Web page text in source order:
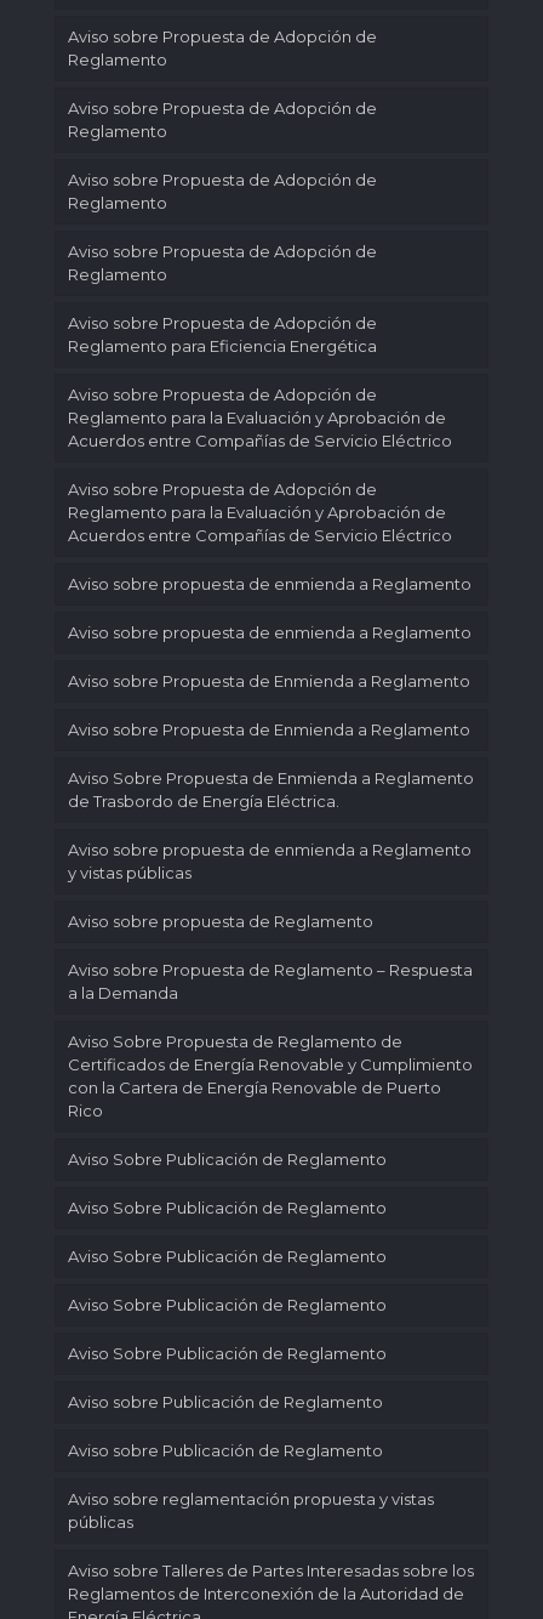
Aviso sobre Propuesta de Adopción de
Reglamento
Aviso sobre Propuesta de Adopción de
Reglamento
Aviso sobre Propuesta de Adopción de
Reglamento
Aviso sobre Propuesta de Adopción de
Reglamento
Aviso sobre Propuesta de Adopción de
Reglamento para Eficiencia Energética
Aviso sobre Propuesta de Adopción de
Reglamento para la Evaluación y Aprobación de
Acuerdos entre Compañías de Servicio Eléctrico
Aviso sobre Propuesta de Adopción de
Reglamento para la Evaluación y Aprobación de
Acuerdos entre Compañías de Servicio Eléctrico
Aviso sobre propuesta de enmienda a Reglamento
Aviso sobre propuesta de enmienda a Reglamento
Aviso sobre Propuesta de Enmienda a Reglamento
Aviso sobre Propuesta de Enmienda a Reglamento
Aviso Sobre Propuesta de Enmienda a Reglamento
de Trasbordo de Energía Eléctrica.
Aviso sobre propuesta de enmienda a Reglamento
y vistas públicas
Aviso sobre propuesta de Reglamento
Aviso sobre Propuesta de Reglamento – Respuesta
a la Demanda
Aviso Sobre Propuesta de Reglamento de
Certificados de Energía Renovable y Cumplimiento
con la Cartera de Energía Renovable de Puerto
Rico
Aviso Sobre Publicación de Reglamento
Aviso Sobre Publicación de Reglamento
Aviso Sobre Publicación de Reglamento
Aviso Sobre Publicación de Reglamento
Aviso Sobre Publicación de Reglamento
Aviso sobre Publicación de Reglamento
Aviso sobre Publicación de Reglamento
Aviso sobre reglamentación propuesta y vistas
públicas
Aviso sobre Talleres de Partes Interesadas sobre los
Reglamentos de Interconexión de la Autoridad de